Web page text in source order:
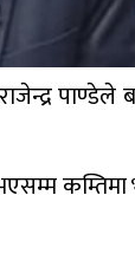
पाण्डेले
कम्तिमा